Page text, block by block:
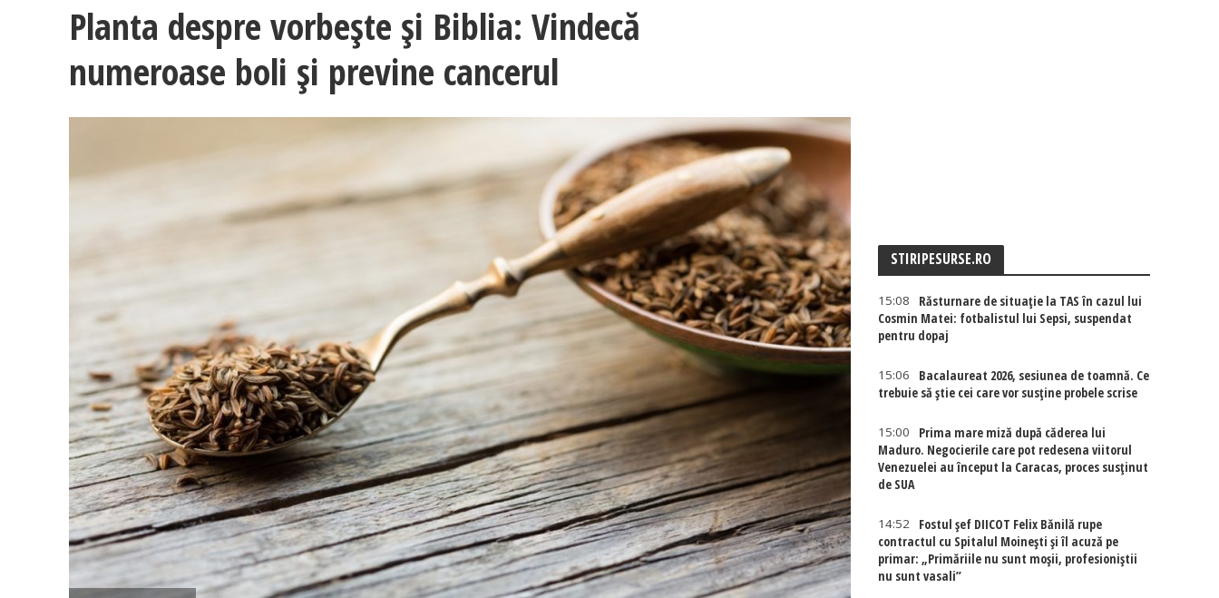
Planta despre vorbeşte şi Biblia: Vindecă
numeroase boli şi previne cancerul
STIRIPESURSE.RO
15:08
Răsturnare de situație la TAS în cazul lui
Cosmin Matei: fotbalistul lui Sepsi, suspendat
pentru dopaj
15:06
Bacalaureat 2026, sesiunea de toamnă. Ce
trebuie să știe cei care vor susține probele scrise
15:00
Prima mare miză după căderea lui
Maduro. Negocierile care pot redesena viitorul
Venezuelei au început la Caracas, proces susținut
de SUA
14:52
Fostul șef DIICOT Felix Bănilă rupe
contractul cu Spitalul Moinești și îl acuză pe
primar: „Primăriile nu sunt moșii, profesioniștii
nu sunt vasali”